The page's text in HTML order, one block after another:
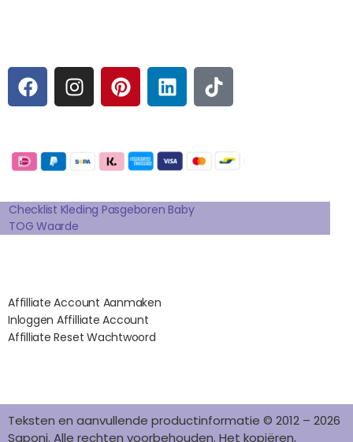
F
A
C
B
O
O
K
I
N
S
A
R
A
M
P
I
N
E
R
E
S
T
L
I
N
E
D
I
N
T
I
K
O
K
Checklist Kleding Pasgeboren Baby
TOG Waarde
Affilliate Account Aanmaken
Inloggen Affilliate Account
Affilliate Reset Wachtwoord
Teksten en aanvullende productinformatie © 2012 – 2026
Saponi. Alle rechten voorbehouden. Het kopiëren,